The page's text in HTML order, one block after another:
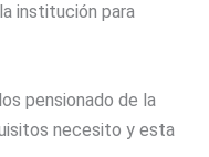
institución para
pensionado de la
necesito y esta